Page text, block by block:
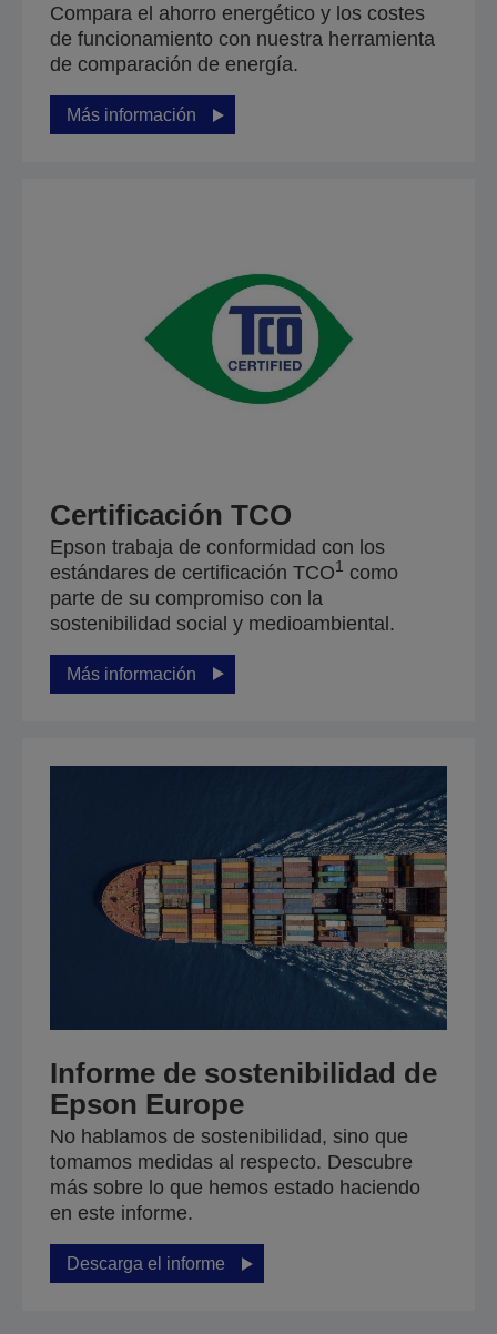
Compara el ahorro energético y los costes
de funcionamiento con nuestra herramienta
de comparación de energía.
Más información
Certificación TCO
Epson trabaja de conformidad con los
estándares de certificación TCO1 como
parte de su compromiso con la
sostenibilidad social y medioambiental.
Más información
Informe de sostenibilidad de
Epson Europe
No hablamos de sostenibilidad, sino que
tomamos medidas al respecto. Descubre
más sobre lo que hemos estado haciendo
en este informe.
Descarga el informe